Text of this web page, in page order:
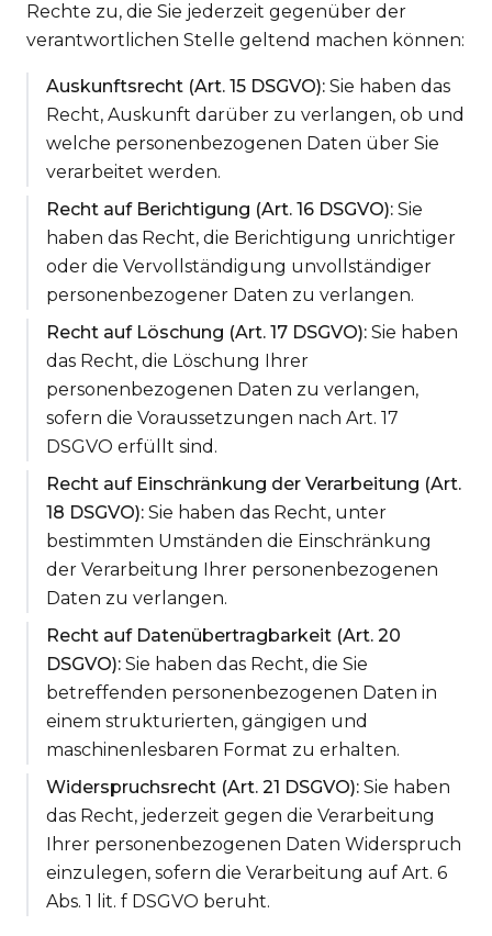
Rechte zu, die Sie jederzeit gegenüber der
verantwortlichen Stelle geltend machen können:
Auskunftsrecht (Art. 15 DSGVO): Sie haben das
Recht, Auskunft darüber zu verlangen, ob und
welche personenbezogenen Daten über Sie
verarbeitet werden.
Recht auf Berichtigung (Art. 16 DSGVO): Sie
haben das Recht, die Berichtigung unrichtiger
oder die Vervollständigung unvollständiger
personenbezogener Daten zu verlangen.
Recht auf Löschung (Art. 17 DSGVO): Sie haben
das Recht, die Löschung Ihrer
personenbezogenen Daten zu verlangen,
sofern die Voraussetzungen nach Art. 17
DSGVO erfüllt sind.
Recht auf Einschränkung der Verarbeitung (Art.
18 DSGVO): Sie haben das Recht, unter
bestimmten Umständen die Einschränkung
der Verarbeitung Ihrer personenbezogenen
Daten zu verlangen.
Recht auf Datenübertragbarkeit (Art. 20
DSGVO): Sie haben das Recht, die Sie
betreffenden personenbezogenen Daten in
einem strukturierten, gängigen und
maschinenlesbaren Format zu erhalten.
Widerspruchsrecht (Art. 21 DSGVO): Sie haben
das Recht, jederzeit gegen die Verarbeitung
Ihrer personenbezogenen Daten Widerspruch
einzulegen, sofern die Verarbeitung auf Art. 6
Abs. 1 lit. f DSGVO beruht.